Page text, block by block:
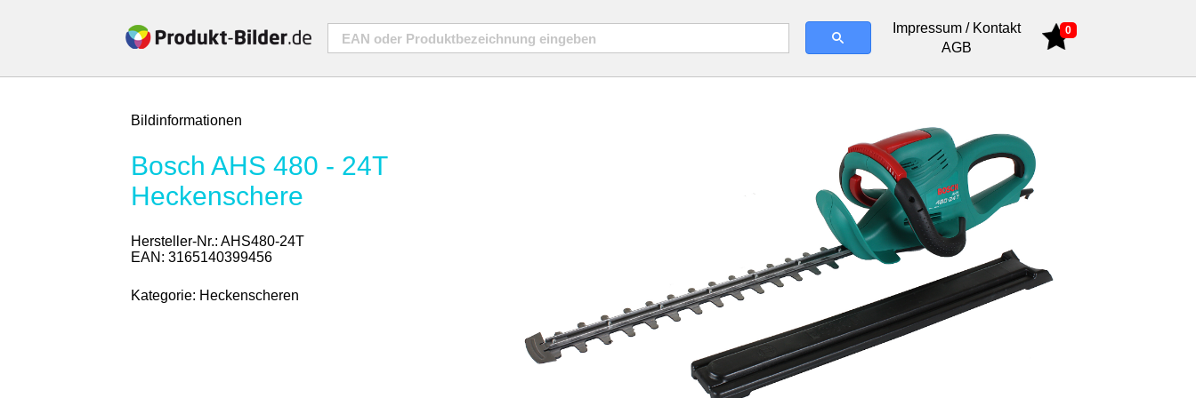
Impressum / Kontakt
AGB
0
Bildinformationen
Bosch AHS 480 - 24T
Heckenschere
Hersteller-Nr.: AHS480-24T
EAN: 3165140399456
Kategorie: Heckenscheren